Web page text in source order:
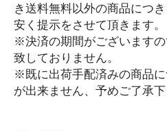
ご案内
はじめての方へ
ショッピングガイド
配送方法別送料一覧
特定商取引法に基づく表記
プライバシーポリシー
き送料無料以外の商品につ
安く提示をさせて頂きます。
※決済の期間がございます
致しておりません。
※既に出荷手配済みの商品
が出来ません、予めご了承下